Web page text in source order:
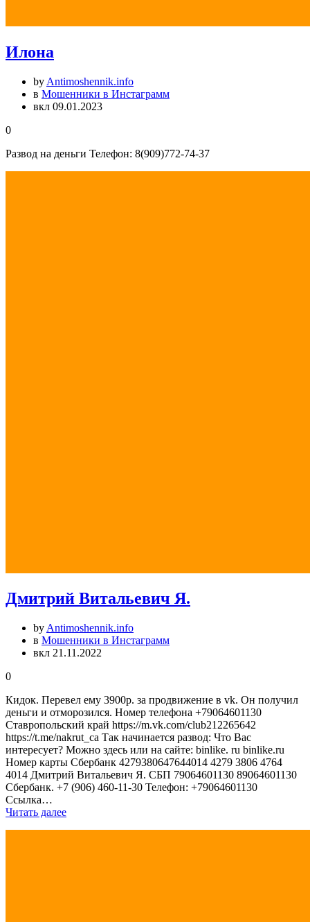
Илона
by Antimoshennik.info
в Мошенники в Инстаграмм
вкл 09.01.2023
0
Развод на деньги Телефон: 8(909)772-74-37
Дмитрий Витальевич Я.
by Antimoshennik.info
в Мошенники в Инстаграмм
вкл 21.11.2022
0
Кидок. Перевел ему 3900р. за продвижение в vk. Он получил
деньги и отморозился. Номер телефона +79064601130
Ставропольский край https://m.vk.com/club212265642
https://t.me/nakrut_ca Так начинается развод: Что Вас
интересует? Можно здесь или на сайте: binlike. ru binlike.ru
Номер карты Сбербанк 4279380647644014 4279 3806 4764
4014 Дмитрий Витальевич Я. СБП 79064601130 89064601130
Сбербанк. +7 (906) 460-11-30 Телефон: +79064601130
Ссылка…
Читать далее